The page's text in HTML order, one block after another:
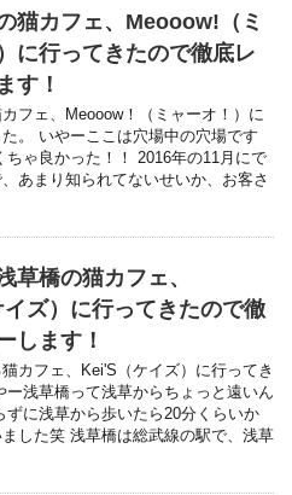
猫カフェ、Meooow!（ミ
に行ってきたので徹底レ
す！
フェ、Meooow！（ミャーオ！）に
。 いやーここは穴場中の穴場です
ちゃ良かった！！ 2016年の11月にで
あまり知られてないせいか、お客さ
草橋の猫カフェ、
ズ）に行ってきたので徹
します！
カフェ、Kei'S（ケイズ）に行ってき
ー浅草橋って浅草からちょっと遠いん
ずに浅草から歩いたら20分くらいか
した笑 浅草橋は総武線の駅で、浅草